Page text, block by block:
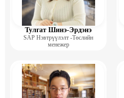
Тулгат Шинэ-Эрдэнэ
SAP Нэвтрүүлэлт -Төслийн
менежер